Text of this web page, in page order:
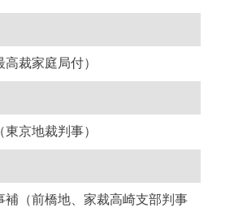
裁家庭局付）
京地裁判事）
補（前橋地、家裁高崎支部判事